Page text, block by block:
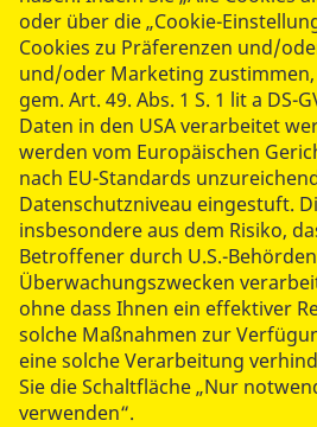
Von Adventsgestecken über
hausgemachten Plätzchen bis
Geschenken reichte die Palette.
Weihachtsfrau Rieke auf ihrem
beschwingte Lieder. Am
selbsgebackener Kuchen in
die Senior:innen. Dieses Mal
Sternenmarkt besondere
wurden vor Ort getestet und die
besuchten in kleinen Gruppen
den Vorweihnachtszauber.
schöne Abwechslung und sorgte
auf die Adventszeit.
oder über die „Cookie-
Cookies zu Präferenzen und/
und/oder Marketing zustimmen,
gem. Art. 49. Abs. 1 S. 1 lit a DS-
Daten in den USA verarbeitet
werden vom Europäischen
nach EU-Standards
Datenschutzniveau eingestuft.
insbesondere aus dem Risiko,
Betroffener durch U.S.-
Überwachungszwecken
ohne dass Ihnen ein effektiver
solche Maßnahmen zur
eine solche Verarbeitung
Sie die Schaltfläche „Nur
verwenden“.